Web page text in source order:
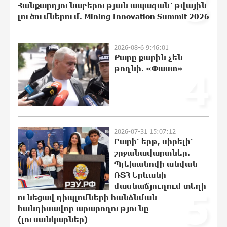
պաշտոնյային կաշառելու փորձի
համար քաղաքացի է ձերբակալվել
19:42:39 6-08-2026
ՌԴ-ն պատրաստ է շարունակել
Հայաստանի երկաթուղիների
կոնցեսիոն կառավարումը. Օվերչուկ
19:25:15 6-08-2026
Հայաստանի բնակչության թիվը շուրջ
7 հազարով ավելացել է
19:07:40 6-08-2026
Իսրայելի ՊԲ-ն հարձակվել է
Հանքարդյունաբերության ապագան՝ թվային
լուծումներում. Mining Innovation Summit 2026
2026-08-6 9:46:01
Քարը քարին չեն
թողնի. «Փաստ»
2026-07-31 15:07:12
Բարի՛ երթ, սիրելի՛
շրջանավարտներ.
Պլեխանովի անվան
ՌՏՀ Երևանի
մասնաճյուղում տեղի
ունեցավ դիպլոմների հանձնման
հանդիսավոր արարողությունը
(լուսանկարներ)